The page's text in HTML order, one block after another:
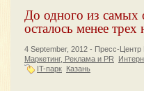
До одного из самых
осталось менее трех
4 September, 2012 - Пресс-Центр
Маркетинг, Реклама и PR
IT-парк Казань